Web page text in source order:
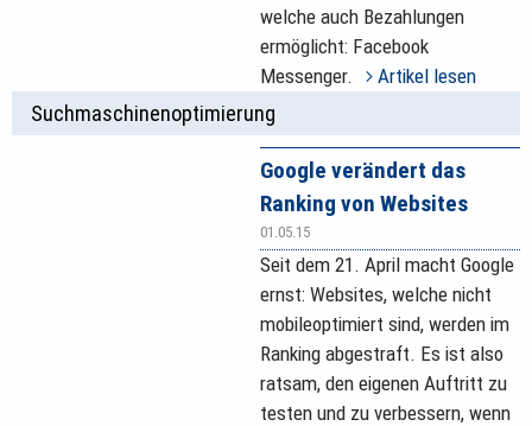
welche auch Bezahlungen
ermöglicht: Facebook
Messenger.
Artikel lesen
Suchmaschinenoptimierung
Google verändert das
Ranking von Websites
01.05.15
Seit dem 21. April macht Google
ernst: Websites, welche nicht
mobileoptimiert sind, werden im
Ranking abgestraft. Es ist also
ratsam, den eigenen Auftritt zu
testen und zu ver­bessern, wenn